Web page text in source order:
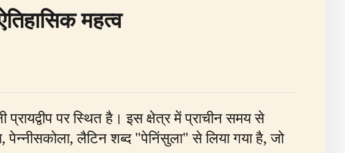
महत्व
पर स्थित है। इस क्षेत्र में प्राचीन समय से
पेन्नीसकोला, लैटिन शब्द "पेनिंसुला" से लिया गया है, जो